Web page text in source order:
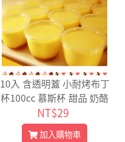
10入 含透明蓋 小耐烤布丁
杯100cc 慕斯杯 甜品 奶酪
杯 塑膠杯 冰淇淋杯 果凍杯
【G30】
NT$29
加入購物車